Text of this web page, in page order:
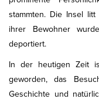
stammten. Die Insel
ihrer Bewohner
deportiert.
In der heutigen Zeit
geworden, das
Geschichte und